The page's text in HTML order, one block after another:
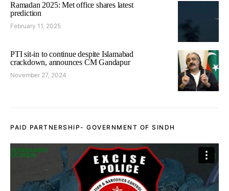
Ramadan 2025: Met office shares latest
prediction
February 11, 2025
PTI sit-in to continue despite Islamabad
crackdown, announces CM Gandapur
November 27, 2024
PAID PARTNERSHIP- GOVERNMENT OF SINDH